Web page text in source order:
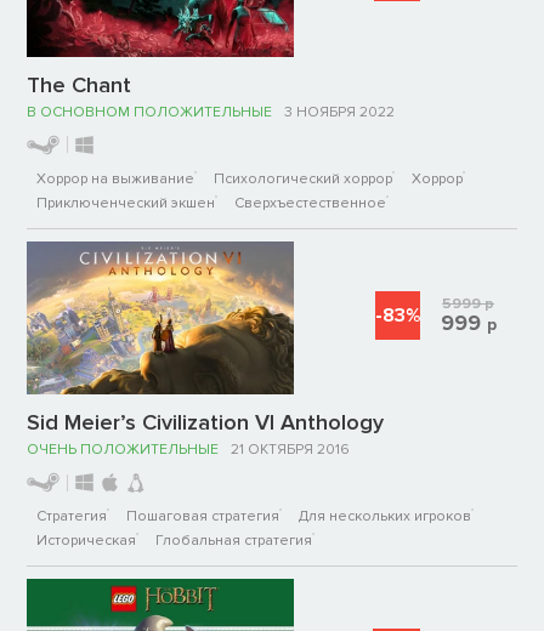
The Chant
В ОСНОВНОМ ПОЛОЖИТЕЛЬНЫЕ 3 НОЯБРЯ 2022
Хоррор на выживание Психологический хоррор
Хоррор
Приключенческий экшен
Сверхъестественное
Sid Meier’s Civilization VI Anthology
ОЧЕНЬ ПОЛОЖИТЕЛЬНЫЕ 21 ОКТЯБРЯ 2016
Стратегия Пошаговая стратегия
Для нескольких игроков
Историческая
Глобальная стратегия
-83% 5999р
999 р